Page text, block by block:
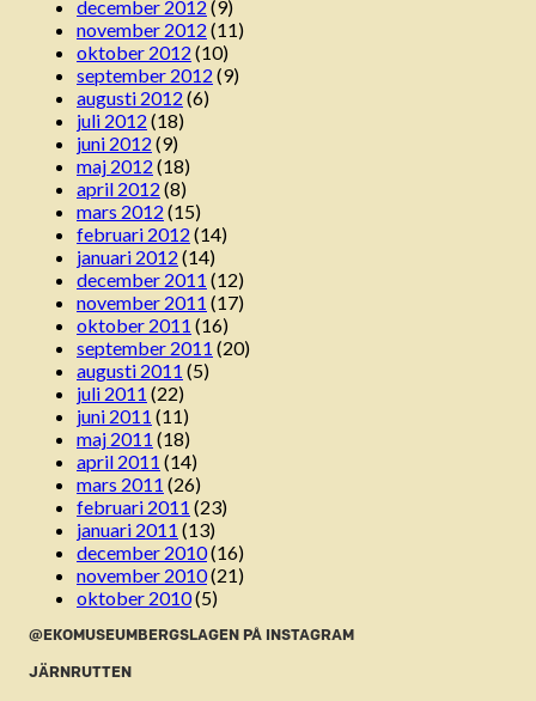
december 2012 (9)
november 2012 (11)
oktober 2012 (10)
september 2012 (9)
augusti 2012 (6)
juli 2012 (18)
juni 2012 (9)
maj 2012 (18)
april 2012 (8)
mars 2012 (15)
februari 2012 (14)
januari 2012 (14)
december 2011 (12)
november 2011 (17)
oktober 2011 (16)
september 2011 (20)
augusti 2011 (5)
juli 2011 (22)
juni 2011 (11)
maj 2011 (18)
april 2011 (14)
mars 2011 (26)
februari 2011 (23)
januari 2011 (13)
december 2010(16)
november 2010(21)
oktober 2010(5)
@EKOMUSEUMBERGSLAGEN PÅ INSTAGRAM
JÄRNRUTTEN